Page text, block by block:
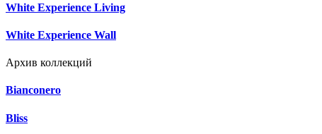
White Experience Living
White Experience Wall
Архив коллекций
Bianconero
Bliss